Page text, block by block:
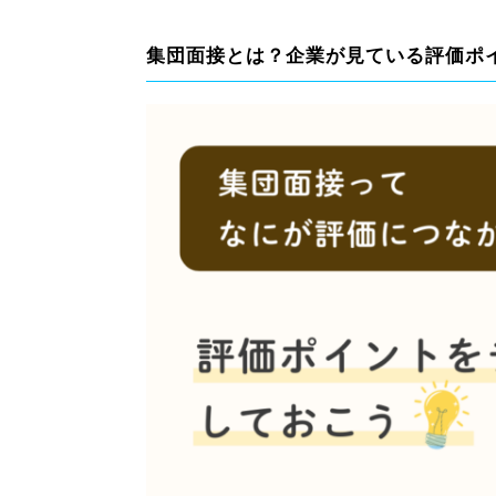
集団面接とは？企業が見ている評価ポ